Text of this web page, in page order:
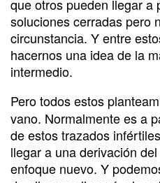
que otros pueden llegar a
soluciones cerradas pero
circunstancia. Y entre
hacernos una idea de la
intermedio.
Pero todos estos
vano. Normalmente es a
de estos trazados
llegar a una derivación
enfoque nuevo. Y